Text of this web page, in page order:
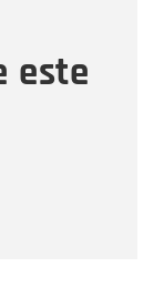
este